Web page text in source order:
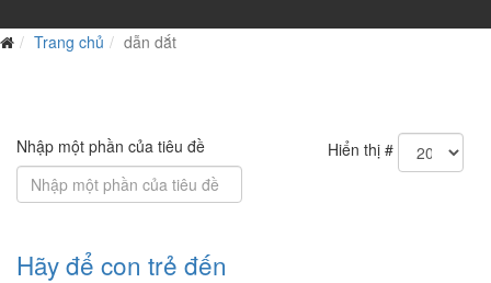
Trang chủ dẫn dắt
Nhập một phần của tiêu đề Hiển thị #
Hãy để con trẻ đến